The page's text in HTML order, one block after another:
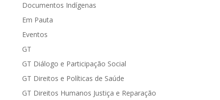
Documentos Indígenas
Em Pauta
Eventos
GT
GT Diálogo e Participação Social
GT Direitos e Políticas de Saúde
GT Direitos Humanos Justiça e Reparação